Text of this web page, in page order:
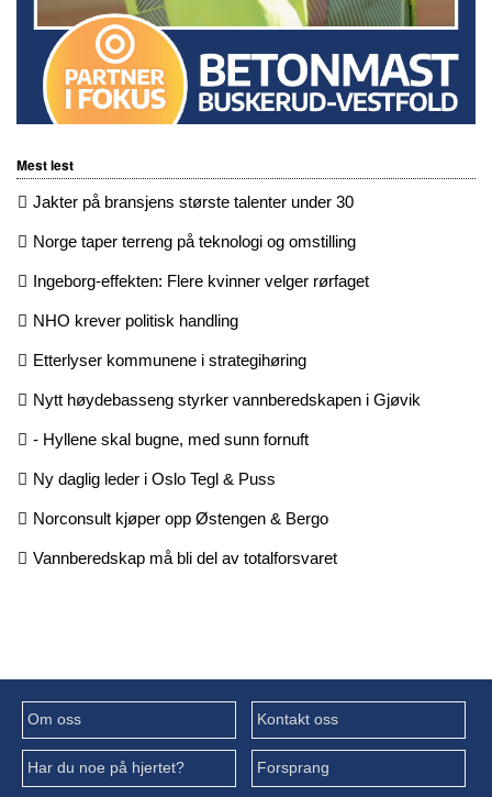
Mest lest
Jakter på bransjens største talenter under 30
Norge taper terreng på teknologi og omstilling
Ingeborg-effekten: Flere kvinner velger rørfaget
NHO krever politisk handling
Etterlyser kommunene i strategihøring
Nytt høydebasseng styrker vannberedskapen i Gjøvik
- Hyllene skal bugne, med sunn fornuft
Ny daglig leder i Oslo Tegl & Puss
Norconsult kjøper opp Østengen & Bergo
Vannberedskap må bli del av totalforsvaret
Om oss Kontakt oss
Har du noe på hjertet? Forsprang